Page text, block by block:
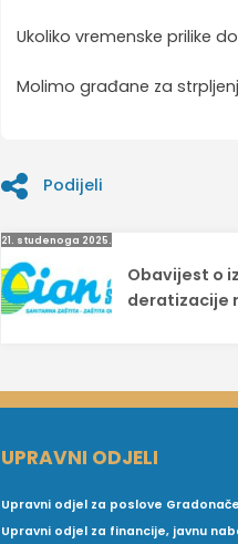
Ukoliko vremenske prilike
Molimo građane za
Podijeli
Navigacija
objava
21. studenoga 2025.
Obavijest o
deratizacije
UPRAVNI ODJELI
Upravni odjel za poslove
Upravni odjel za financije, javnu